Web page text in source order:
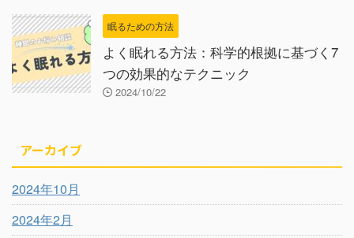
眠るための方法
よく眠れる方法：科学的根拠に基づく7
つの効果的なテクニック
2024/10/22
アーカイブ
2024年10月
2024年2月